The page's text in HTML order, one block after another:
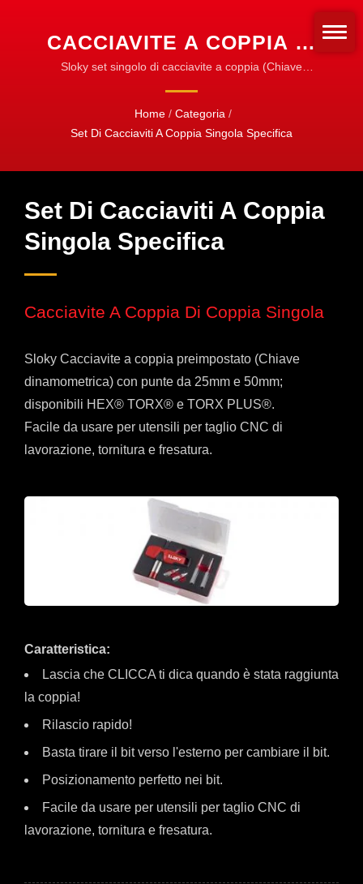
CACCIAVITE A COPPIA DI
COPPIA SINGOLA |
SLOKY CACCIAVITE A
COPPIA | FISSAGGIO DI
Sloky set singolo di cacciavite a coppia (Chiave
Home / Categoria /
Set Di Cacciaviti A Coppia Singola Specifica
Set Di Cacciaviti A Coppia
Singola Specifica
Cacciavite A Coppia Di Coppia Singola
Sloky Cacciavite a coppia preimpostato (Chiave
dinamometrica) con punte da 25mm e 50mm;
disponibili HEX® TORX® e TORX PLUS®.
Facile da usare per utensili per taglio CNC di
lavorazione, tornitura e fresatura.
Caratteristica:
Lascia che CLICCA ti dica quando è stata raggiunta
la coppia!
Rilascio rapido!
Basta tirare il bit verso l'esterno per cambiare il bit.
Posizionamento perfetto nei bit.
Facile da usare per utensili per taglio CNC di
lavorazione, tornitura e fresatura.